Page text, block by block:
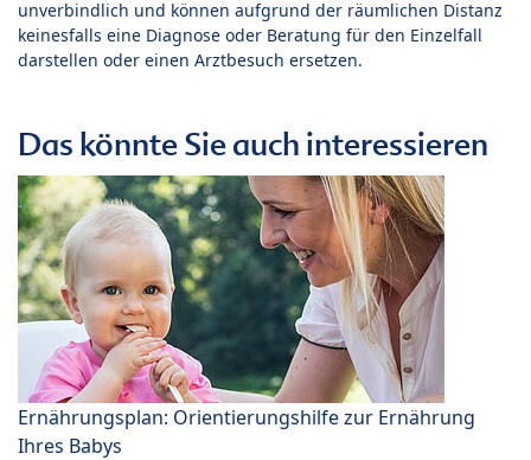
unverbindlich und können aufgrund der räumlichen Distanz
keinesfalls eine Diagnose oder Beratung für den Einzelfall
darstellen oder einen Arztbesuch ersetzen.
Das könnte Sie auch interessieren
Ernährungsplan: Orientierungshilfe zur Ernährung
Ihres Babys